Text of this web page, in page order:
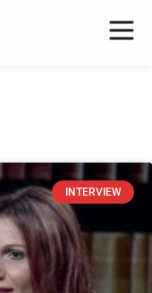
INTERVIEW